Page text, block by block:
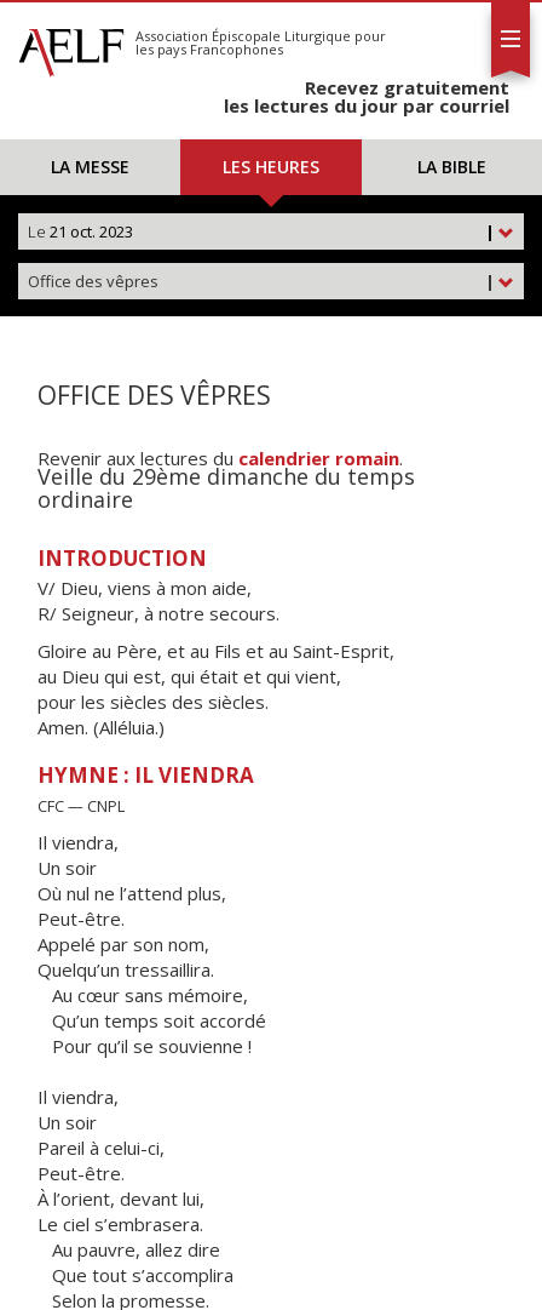
S'abonner
Calendrier
Association Épiscopale Liturgique pour
les pays Francophones
Recevez gratuitement
les lectures du jour par courriel
LA MESSE LES HEURES LA BIBLE
|
Le 21 oct. 2023
|
Office des vêpres
OFFICE DES VÊPRES
Revenir aux lectures du calendrier romain.
Veille du 29ème dimanche du temps
ordinaire
INTRODUCTION
V/ Dieu, viens à mon aide,
R/ Seigneur, à notre secours.
Gloire au Père, et au Fils et au Saint-Esprit,
au Dieu qui est, qui était et qui vient,
pour les siècles des siècles.
Amen. (Alléluia.)
HYMNE : IL VIENDRA
CFC — CNPL
Il viendra,
Un soir
Où nul ne l’attend plus,
Peut-être.
Appelé par son nom,
Quelqu’un tressaillira.
Au cœur sans mémoire,
Qu’un temps soit accordé
Pour qu’il se souvienne !
Il viendra,
Un soir
Pareil à celui-ci,
Peut-être.
À l’orient, devant lui,
Le ciel s’embrasera.
Au pauvre, allez dire
Que tout s’accomplira
Selon la promesse.